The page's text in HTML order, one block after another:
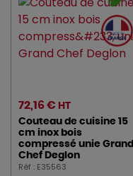
72,16 € HT
Couteau de cuisine 15
cm inox bois
compressé unie Grand
Chef Deglon
Réf : E35563